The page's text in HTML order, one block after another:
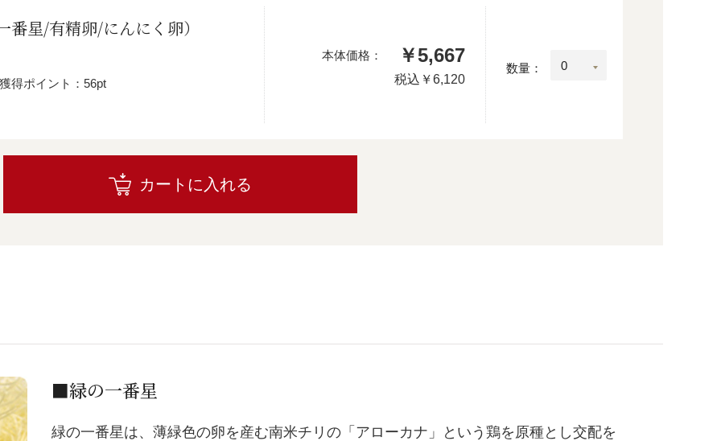
番星/有精卵/にんにく卵）
獲得ポイント：56pt
本体価格： ￥5,667
税込 ￥6,120
数量：
カートに入れる
■緑の一番星
緑の一番星は、薄緑色の卵を産む南米チリの「アローカナ」という鶏を原種とし交配を